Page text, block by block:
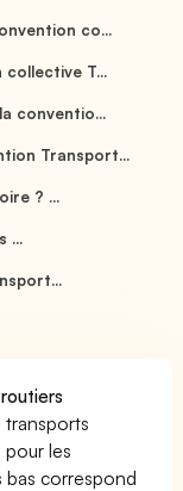
co...
T...
conventio...
Transport...
? ...
...
pour les
bas correspond